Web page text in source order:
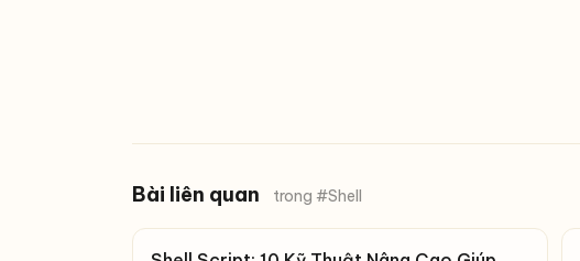
Bài liên quan trong #Shell